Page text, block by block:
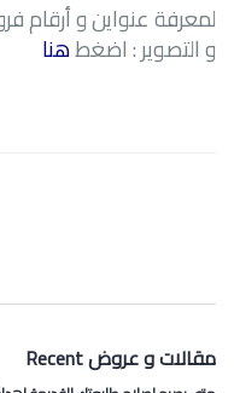
لمعرفةعنواين و أرقام
و التصوير : اضغطهنا
Recent مقالات و عروض